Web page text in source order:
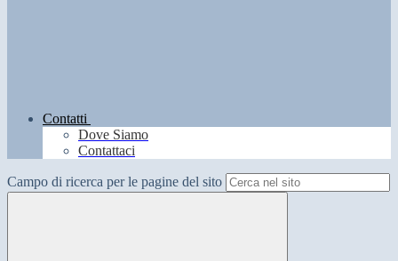
Contatti
Dove Siamo
Contattaci
Campo di ricerca per le pagine del sito